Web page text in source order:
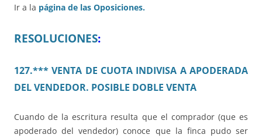
Ir a la página de las Oposiciones.
RESOLUCIONES:
127.*** VENTA DE CUOTA INDIVISA A APODERADA
DEL VENDEDOR. POSIBLE DOBLE VENTA
Cuando de la escritura resulta que el comprador (que es
apoderado del vendedor) conoce que la finca pudo ser